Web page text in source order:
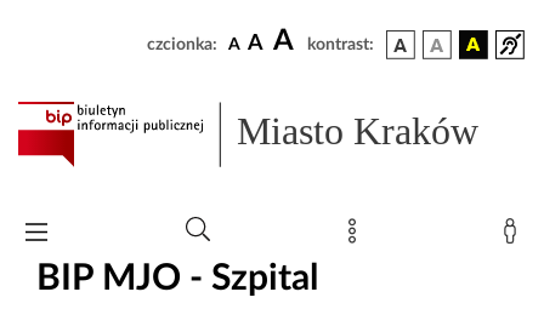
czcionka: A A A kontrast:
Miasto Kraków
BIP MJO - Szpital